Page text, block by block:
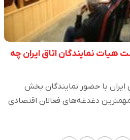
نمایندگان اتاق ایران چه
با حضور نمایندگان بخش
دغدغه‌های فعالان اقتصادی